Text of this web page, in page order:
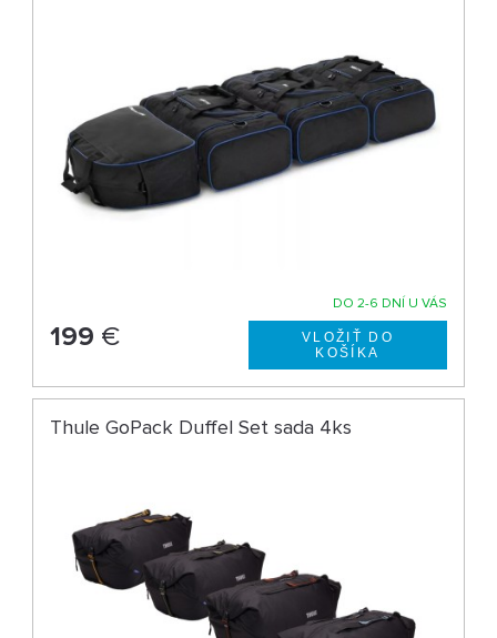
DO 2-6 DNÍ U VÁS
199 €
Thule GoPack Duffel Set sada 4ks